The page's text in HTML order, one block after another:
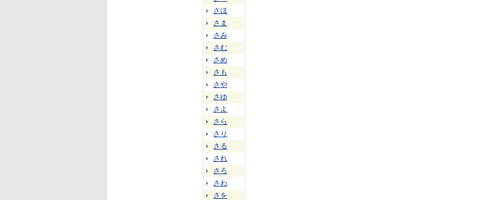
さほ
さま
さみ
さむ
さめ
さも
さや
さゆ
さよ
さら
さり
さる
され
さろ
さわ
さを